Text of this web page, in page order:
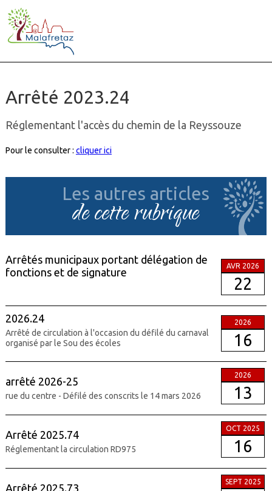
Arrêté 2023.24
Réglementant l'accès du chemin de la Reyssouze
Pour le consulter : cliquer ici
Les autres articles
de cette rubrique
Arrêtés municipaux portant délégation de
fonctions et de signature
AVR 2026
22
2026.24
Arrêté de circulation à l'occasion du défilé du carnaval
organisé par le Sou des écoles
2026
16
arrêté 2026-25
rue du centre - Défilé des conscrits le 14 mars 2026
2026
13
Arrêté 2025.74
Réglementant la circulation RD975
OCT 2025
16
Arrêté 2025.73
SEPT 2025